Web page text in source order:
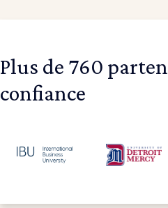
Plus de 760
confiance